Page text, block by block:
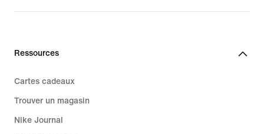
Ressources
Cartes cadeaux
Trouver un magasin
Nike Journal